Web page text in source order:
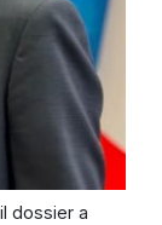
dossier a